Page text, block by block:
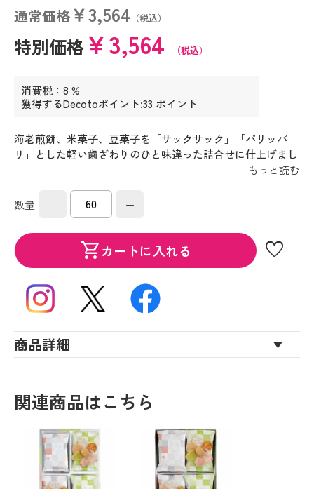
通常価格￥3,564 （税込）
特別価格￥3,564 （税込）
消費税：8 %
獲得するDecotoポイント:33 ポイント
海老煎餅、米菓子、豆菓子を「サックサック」「パリッパ
リ」とした軽い歯ざわりのひと味違った詰合せに仕上げまし
もっと読む
数量 - +
shopping_cartカートに入れる favorite
商品詳細
関連商品はこちら